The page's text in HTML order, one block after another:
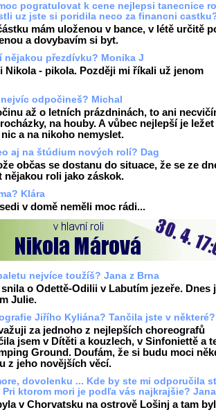
pogratulovat k cene nejlepsi tanecnice
uz jste si poridila neco za financni
mám uloženou v bance, v létě určitě
a dovybavím si byt.
nějakou přezdívku? Monika J
Nikola - pikola. Později mi říkali už jenom
odpočineš? Michal
až o letních prázdninách, to ani
na houby. A vůbec nejlepší je ležet
a na nikoho nemyslet.
aj na štúdium nových rolí? Dag
občas se dostanu do situace, že se ze
nějakou roli jako záskok.
Klára
v domě neměli moc rádi...
nejvíce toužíš? Jana z Brna
o Odettě-Odilii v Labutím jezeře. Dnes
Julie.
Jiřího Kyliána? Tančila jste v některé?
za jednoho z nejlepších choreografů
jsem v Dítěti a kouzlech, v Sinfoniettě a
Ground. Doufám, že si budu moci
z jeho novějších věcí.
dovolenku ... Kde by ste mi odporučila
ktorom mori je podľa vás najkrajšie?
v Chorvatsku na ostrově Lošinj a tam